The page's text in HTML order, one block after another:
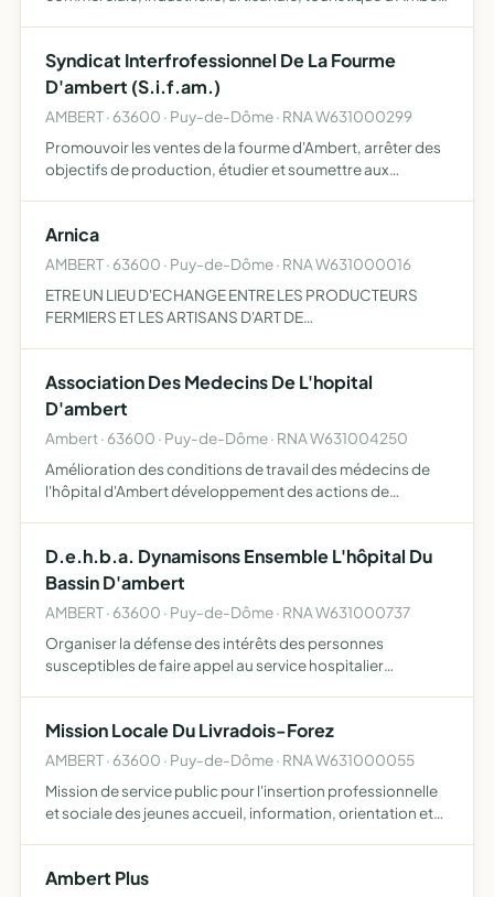
Syndicat Interfrofessionnel De La Fourme
D'ambert (S.i.f.am.)
AMBERT · 63600 · Puy-de-Dôme · RNA W631000299
Promouvoir les ventes de la fourme d'Ambert, arrêter des
objectifs de production, étudier et soumettre aux
l'inté…
Arnica
AMBERT · 63600 · Puy-de-Dôme · RNA W631000016
ETRE UN LIEU D'ECHANGE ENTRE LES PRODUCTEURS
FERMIERS ET LES ARTISANS D'ART DE
Association Des Medecins De L'hopital
D'ambert
Ambert · 63600 · Puy-de-Dôme · RNA W631004250
Amélioration des conditions de travail des médecins de
l'hôpital d'Ambert développement des actions de
D.e.h.b.a. Dynamisons Ensemble L'hôpital Du
Bassin D'ambert
AMBERT · 63600 · Puy-de-Dôme · RNA W631000737
Organiser la défense des intérêts des personnes
susceptibles de faire appel au service hospitalier
promouvoir et r…
Mission Locale Du Livradois-Forez
AMBERT · 63600 · Puy-de-Dôme · RNA W631000055
Mission de service public pour l'insertion professionnelle
et sociale des jeunes accueil, information, orientation et
Ambert Plus